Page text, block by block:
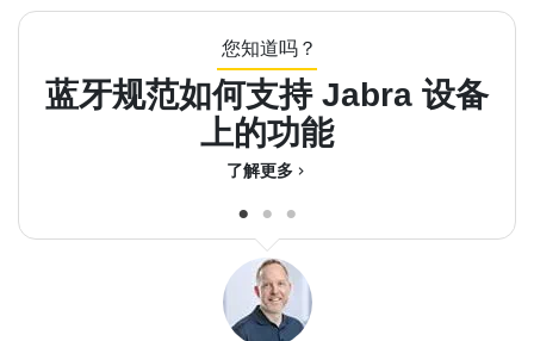
您知道吗？
蓝牙规范如何支持 Jabra 设备
上的功能
chevron_right
了解更多